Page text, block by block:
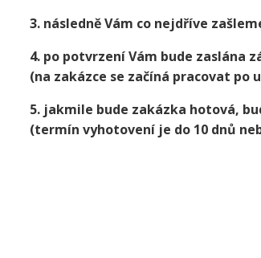
3. následně Vám co nejdříve
4. po potvrzení Vám bude zaslána
(na zakázce se začíná pracovat
5. jakmile bude zakázka hotová,
(termín vyhotovení je do 10 dnů